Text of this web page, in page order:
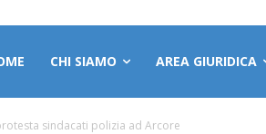
CHI SIAMO AREA GIURIDICA
sindacati polizia ad Arcore